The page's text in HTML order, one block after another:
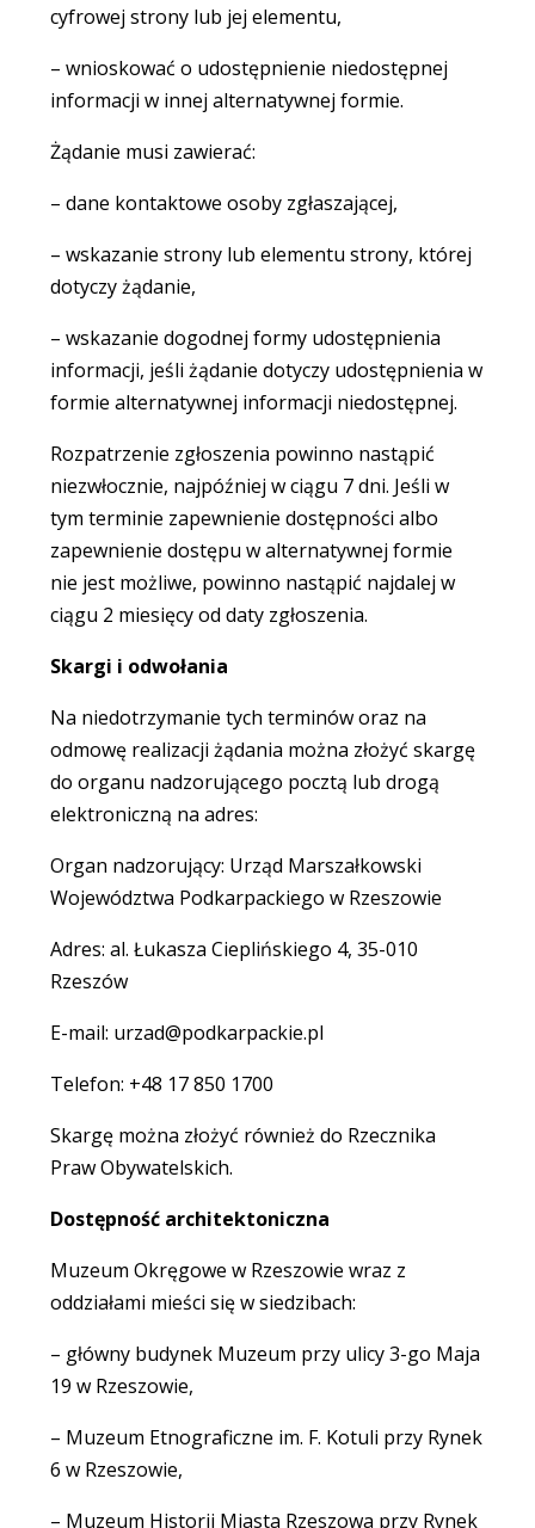
cyfrowej strony lub jej elementu,
– wnioskować o udostępnienie niedostępnej
informacji w innej alternatywnej formie.
Żądanie musi zawierać:
– dane kontaktowe osoby zgłaszającej,
– wskazanie strony lub elementu strony, której
dotyczy żądanie,
– wskazanie dogodnej formy udostępnienia
informacji, jeśli żądanie dotyczy udostępnienia w
formie alternatywnej informacji niedostępnej.
Rozpatrzenie zgłoszenia powinno nastąpić
niezwłocznie, najpóźniej w ciągu 7 dni. Jeśli w
tym terminie zapewnienie dostępności albo
zapewnienie dostępu w alternatywnej formie
nie jest możliwe, powinno nastąpić najdalej w
ciągu 2 miesięcy od daty zgłoszenia.
Skargi i odwołania
Na niedotrzymanie tych terminów oraz na
odmowę realizacji żądania można złożyć skargę
do organu nadzorującego pocztą lub drogą
elektroniczną na adres:
Organ nadzorujący: Urząd Marszałkowski
Województwa Podkarpackiego w Rzeszowie
Adres: al. Łukasza Cieplińskiego 4, 35-010
Rzeszów
E-mail: urzad@podkarpackie.pl
Telefon: +48 17 850 1700
Skargę można złożyć również do Rzecznika
Praw Obywatelskich.
Dostępność architektoniczna
Muzeum Okręgowe w Rzeszowie wraz z
oddziałami mieści się w siedzibach:
– główny budynek Muzeum przy ulicy 3-go Maja
19 w Rzeszowie,
– Muzeum Etnograficzne im. F. Kotuli przy Rynek
6 w Rzeszowie,
– Muzeum Historii Miasta Rzeszowa przy Rynek